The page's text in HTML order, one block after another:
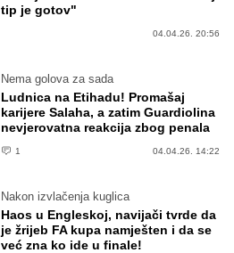
tip je gotov"
04.04.26. 20:56
Nema golova za sada
Ludnica na Etihadu! Promašaj
karijere Salaha, a zatim Guardiolina
nevjerovatna reakcija zbog penala
1 04.04.26. 14:22
Nakon izvlačenja kuglica
Haos u Engleskoj, navijači tvrde da
je žrijeb FA kupa namješten i da se
već zna ko ide u finale!